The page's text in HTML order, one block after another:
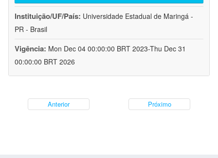
Instituição/UF/País: Universidade Estadual de Maringá -
PR - Brasil
Vigência: Mon Dec 04 00:00:00 BRT 2023-Thu Dec 31
00:00:00 BRT 2026
Anterior Próximo